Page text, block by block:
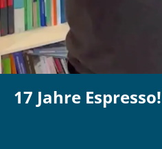
17 Jahre Espresso!